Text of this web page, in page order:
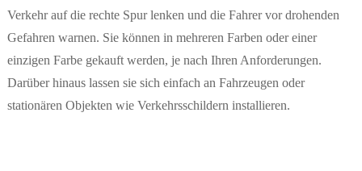
Verkehr auf die rechte Spur lenken und die Fahrer vor drohenden
Gefahren warnen. Sie können in mehreren Farben oder einer
einzigen Farbe gekauft werden, je nach Ihren Anforderungen.
Darüber hinaus lassen sie sich einfach an Fahrzeugen oder
stationären Objekten wie Verkehrsschildern installieren.